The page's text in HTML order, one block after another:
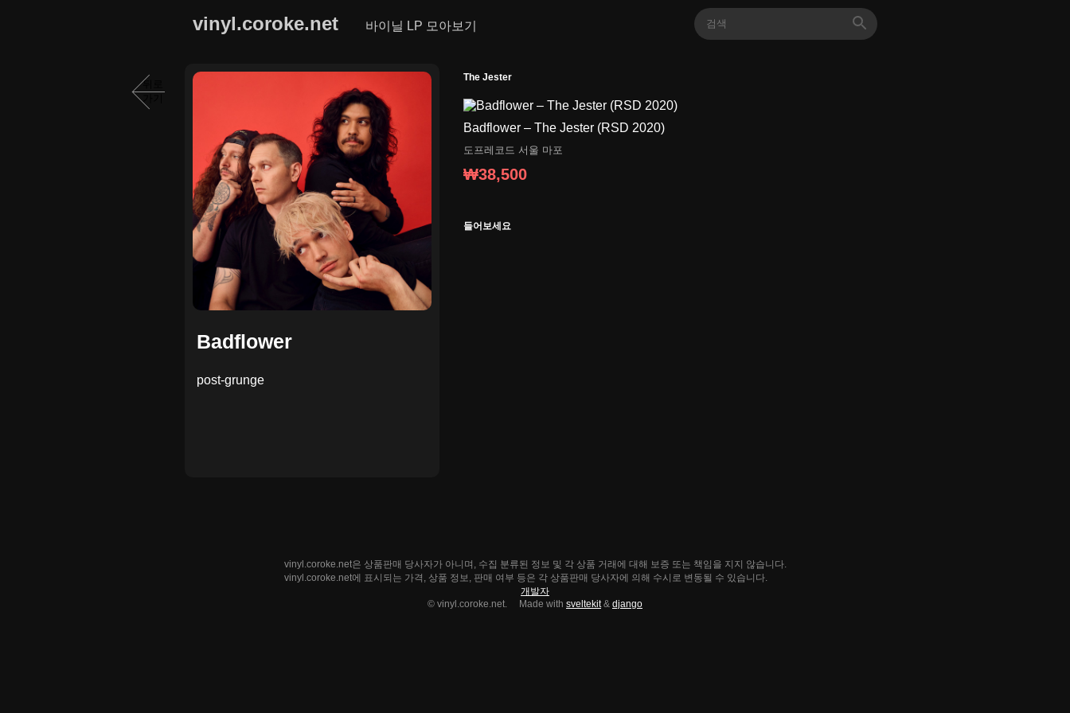
vinyl.coroke.net 바이닐 LP 모아보기
뒤로
Badflower
post-grunge
The Jester
Badflower ‎– The Jester (RSD 2020)
도프레코드 서울 마포
₩38,500
들어보세요
vinyl.coroke.net은 상품판매 당사자가 아니며, 수집 분류된 정보 및 각 상품 거래에 대해 보증 또는 책임을 지지 않습니다.
vinyl.coroke.net에 표시되는 가격, 상품 정보, 판매 여부 등은 각 상품판매 당사자에 의해 수시로 변동될 수 있습니다.
개발자
© vinyl.coroke.net. Made with sveltekit& django